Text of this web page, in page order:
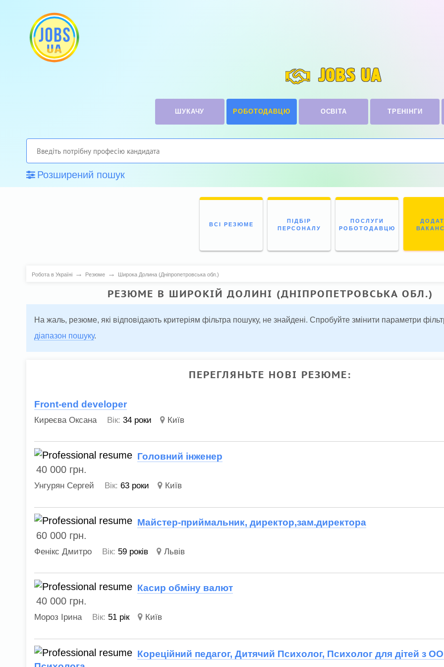
JOBS UA
ШУКАЧУ РОБОТОДАВЦЮ ОСВІТА ТРЕНІНГИ
Розширений пошук
ВСІ РЕЗЮМЕ
ПІДБІР
ПЕРСОНАЛУ
ПОСЛУГИ
РОБОТОДАВЦЮ
Робота в Україні → Резюме → Широка Долина (Дніпропетровська обл.)
РЕЗЮМЕ В ШИРОКІЙ ДОЛИНІ (ДНІПРОПЕТРОВСЬКА ОБЛ.)
На жаль, резюме, які відповідають критеріям фільтра пошуку, не знайдені. Спробуйте змінити параметри
діапазон пошуку.
ПЕРЕГЛЯНЬТЕ НОВІ РЕЗЮМЕ:
Front-end developer
Киреєва Оксана Вік: 34 роки Київ
Головний інженер
40 000 грн.
Унгурян Сергей Вік: 63 роки Київ
Майстер-приймальник, директор,зам.директора
60 000 грн.
Фенікс Дмитро Вік: 59 років Львів
Касир обміну валют
40 000 грн.
Мороз Ірина Вік: 51 рік Київ
Кореційний педагог, Дитячий Психолог, Психолог для дітей з